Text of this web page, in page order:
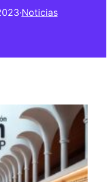
·Noticias